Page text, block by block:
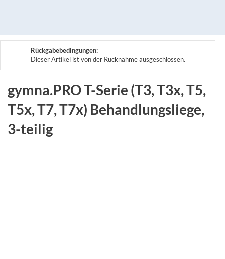
Rückgabebedingungen:
Dieser Artikel ist von der Rücknahme ausgeschlossen.
gymna.PRO T-Serie (T3, T3x, T5,
T5x, T7, T7x) Behandlungsliege,
3-teilig